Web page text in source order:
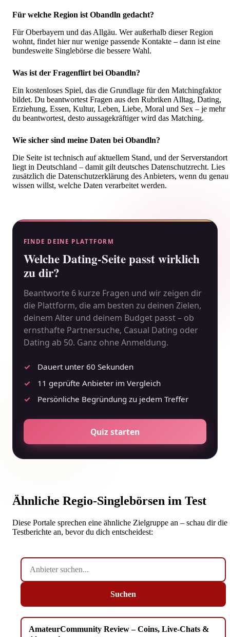
Für welche Region ist Obandln gedacht?
Für Oberbayern und das Allgäu. Wer außerhalb dieser Region
wohnt, findet hier nur wenige passende Kontakte – dann ist eine
bundesweite Singlebörse die bessere Wahl.
Was ist der Fragenflirt bei Obandln?
Ein kostenloses Spiel, das die Grundlage für den Matchingfaktor
bildet. Du beantwortest Fragen aus den Rubriken Alltag, Dating,
Erziehung, Essen, Kultur, Leben, Liebe, Moral und Sex – je mehr
du beantwortest, desto aussagekräftiger wird das Matching.
Wie sicher sind meine Daten bei Obandln?
Die Seite ist technisch auf aktuellem Stand, und der Serverstandort
liegt in Deutschland – damit gilt deutsches Datenschutzrecht. Lies
zusätzlich die Datenschutzerklärung des Anbieters, wenn du genau
wissen willst, welche Daten verarbeitet werden.
FINDE DEINE PLATTFORM
Welche Dating-Seite passt wirklich
zu dir?
Beantworte 6 kurze Fragen und wir zeigen dir
die Plattform, die am besten zu deinen Zielen,
deinem Alter und deinem Budget passt – ob
ernsthafte Partnersuche, Casual Dating oder
Dating ab 50. Ganz ohne Anmeldung.
Dauert unter 60 Sekunden
11 geprüfte Anbieter im Vergleich
Persönliche Begründung zu jedem Treffer
Quiz starten
Ähnliche Regio-Singlebörsen im Test
Diese Portale sprechen eine ähnliche Zielgruppe an – schau dir die
Testberichte an, bevor du dich entscheidest:
Anbieter
suchen…
Suchen
AmateurCommunity Review – Coins, Live-Chats &